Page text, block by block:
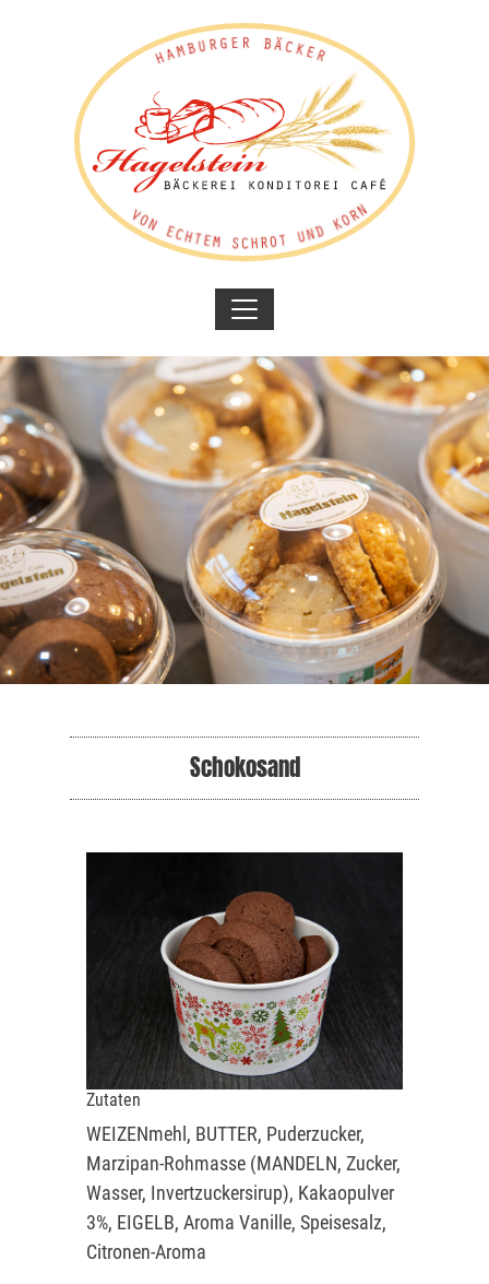
Schokosand
Zutaten
WEIZENmehl, BUTTER, Puderzucker,
Marzipan-Rohmasse (MANDELN, Zucker,
Wasser, Invertzuckersirup), Kakaopulver
3%, EIGELB, Aroma Vanille, Speisesalz,
Citronen-Aroma